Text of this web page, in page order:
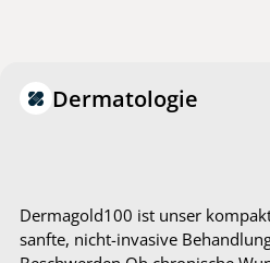
Dermatologie
Dermagold100 ist unser
sanfte, nicht-invasive